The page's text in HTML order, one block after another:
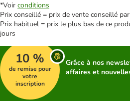
*Voir conditions
Prix conseillé = prix de vente conseillé
Prix habituel = prix le plus bas de ce
jours
10 %
de remise pour
votre
inscription
Grâce à nos
affaires et